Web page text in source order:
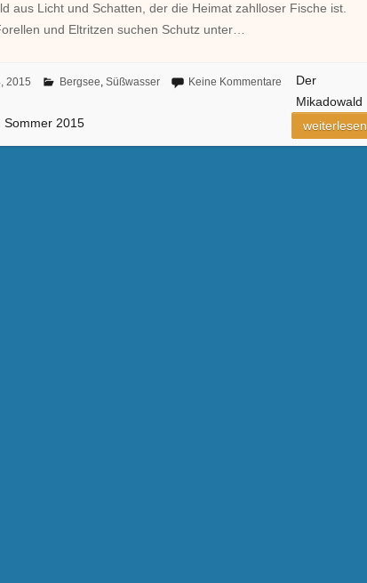
aus Licht und Schatten, der die Heimat zahlloser Fische ist.
und Eltritzen suchen Schutz unter…
2015 Bergsee, Süßwasser Keine Kommentare
Der
Mikadowald
Sommer 2015
weiterlesen